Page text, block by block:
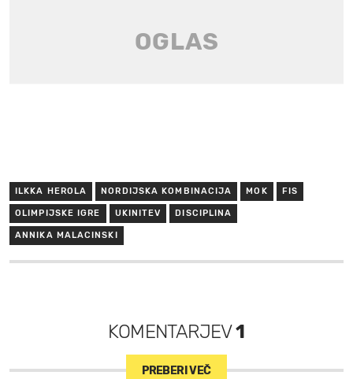
ILKKA HEROLA NORDIJSKA KOMBINACIJA MOK FIS
OLIMPIJSKE IGRE UKINITEV DISCIPLINA
ANNIKA MALACINSKI
KOMENTARJEV1
PREBERI VEČ